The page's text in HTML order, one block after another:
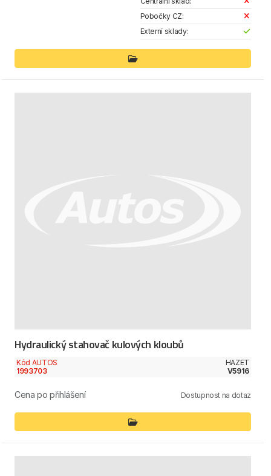
Pobočky CZ:
Externí sklady:
Hydraulický stahovač kulových kloubů
Kód AUTOS
1993703
HAZET
V5916
Cena po přihlášení Dostupnost na dotaz